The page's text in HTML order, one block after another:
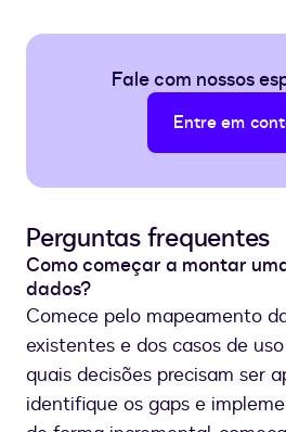
Fale com nossos
Entre em
Perguntas frequentes
Como começar a montar
dados?
Comece pelo mapeamento
existentes e dos casos de
quais decisões precisam ser
identifique os gaps e